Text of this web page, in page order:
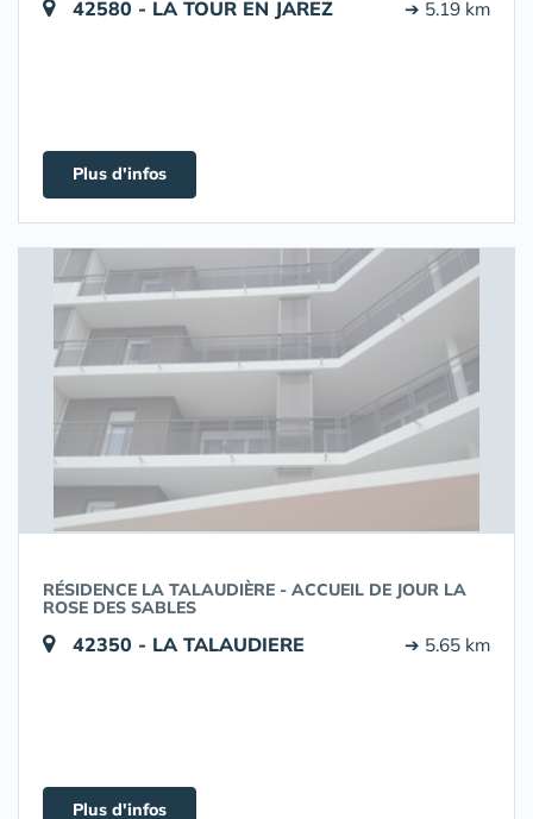
42580 - LA TOUR EN JAREZ ➔ 5.19 km
Plus d'infos
RÉSIDENCE LA TALAUDIÈRE - ACCUEIL DE JOUR LA
ROSE DES SABLES
42350 - LA TALAUDIERE ➔ 5.65 km
Plus d'infos